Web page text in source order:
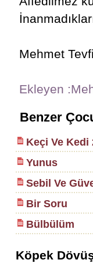
Mehmet
Ekleyen
Benzer
Keçi Ve Kedi
Yunus
Sebil Ve
Bir Soru
Bülbülüm
Köpek